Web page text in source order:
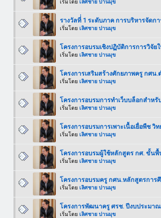
เริ่มโดย เลิศชาย ปานมุข
รางวัลที่่ 1 ระดับภาค การบริหารจัดก
เริ่มโดย เลิศชาย ปานมุข
โครงการอบรมเชิงปฏิบัติการการวิจัย
เริ่มโดย เลิศชาย ปานมุข
โครงการเสริมสร้างศักยภาพครู กศน
เริ่มโดย เลิศชาย ปานมุข
โครงการอบรมการทำเว็บบล็อกสำหรั
เริ่มโดย เลิศชาย ปานมุข
โครงการอบรมการเพาะเนื้อเยื่อพืช
เริ่มโดย เลิศชาย ปานมุข
โครงการอบรมผู้ใช้หลักสูตร กศ. ขั้นพื้
เริ่มโดย เลิศชาย ปานมุข
โครงการอบรมครู กศน.หลักสูตรกา
เริ่มโดย เลิศชาย ปานมุข
โครงการพัฒนาครู ศรช. ปีงบประมาณ
เริ่มโดย เลิศชาย ปานมุข